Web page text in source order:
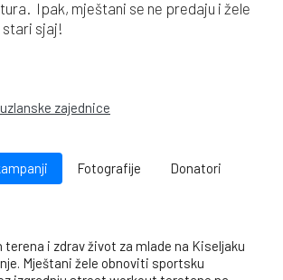
Ipak, mještani se ne predaju i žele
sjaj!
zajednice
Fotografije Donatori
terena i zdrav život za mlade na Kiseljaku
Mještani žele obnoviti sportsku